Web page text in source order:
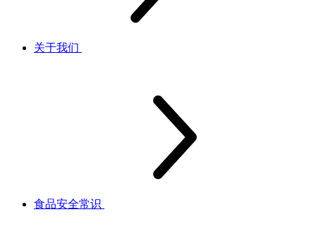
关于我们
食品安全常识